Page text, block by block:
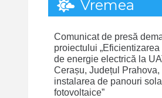
Vremea
Comunicat de presă
proiectului
de energie electrică la
Cerașu, Județul Prahova,
instalarea de panouri
fotovoltaice”